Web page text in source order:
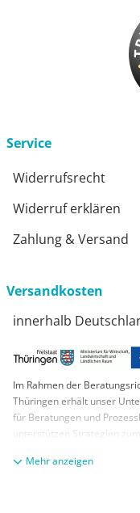
Service
Widerrufsrecht
Widerruf erklären
Zahlung & Versand
Versandkosten
innerhalb
Im Rahmen der
Thüringen erhält unser
für Beratungen und
unterstützen Strategien zum
KMUs. Die daraus
anzeigen